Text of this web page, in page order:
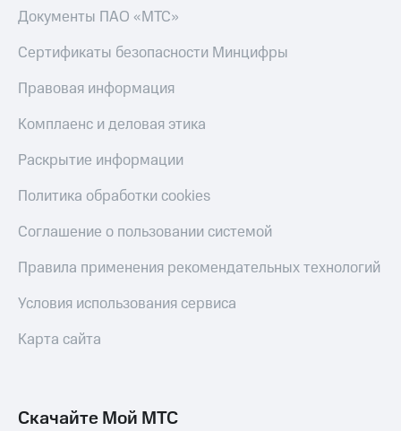
Документы ПАО «МТС»
Сертификаты безопасности Минцифры
Правовая информация
Комплаенс и деловая этика
Раскрытие информации
Политика обработки cookies
Соглашение о пользовании системой
Правила применения рекомендательных технологий
Условия использования сервиса
Карта сайта
Скачайте Мой МТС